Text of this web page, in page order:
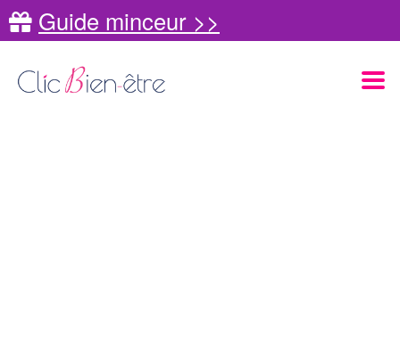
Guide minceur >>